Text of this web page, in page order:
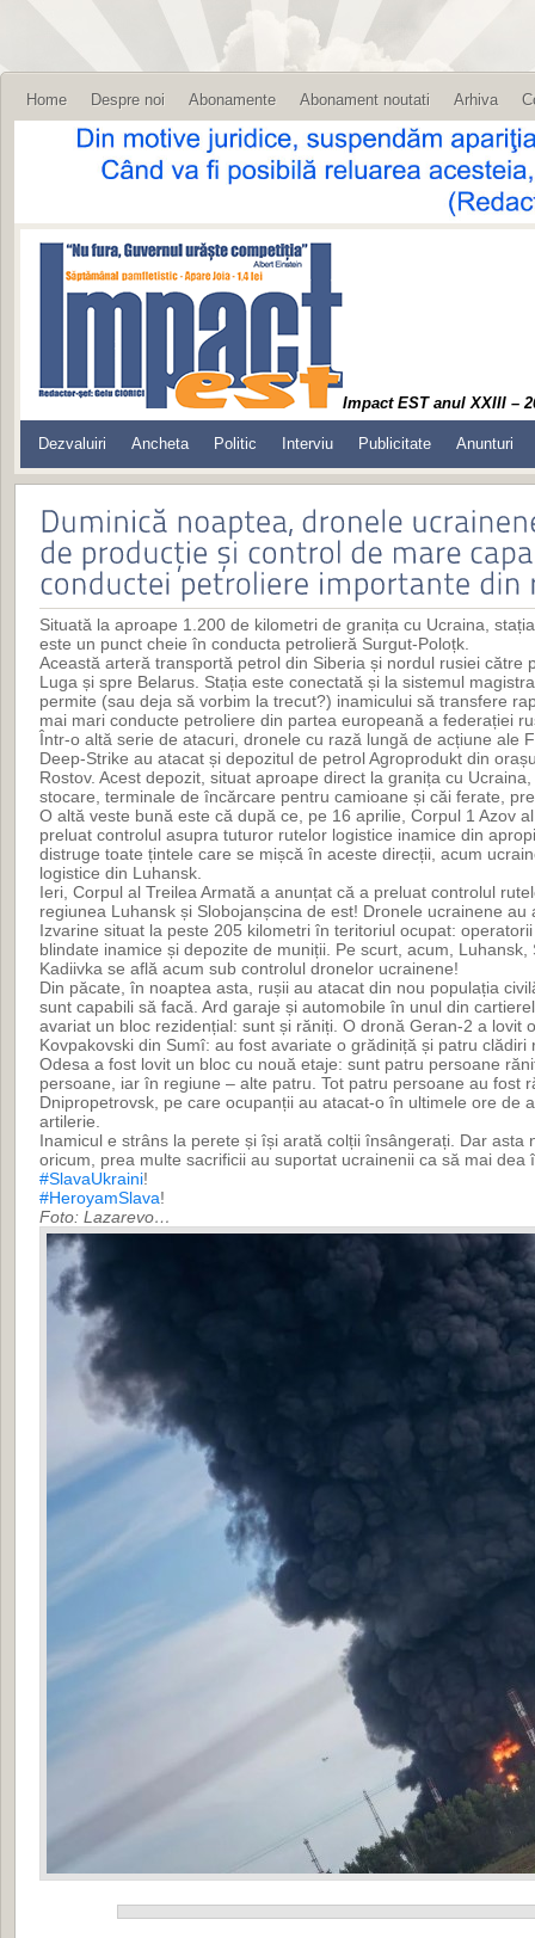
Home Despre noi Abonamente Abonament noutati Arhiva
Impact EST anul XXIII –
Dezvaluiri Ancheta Politic Interviu Publicitate Anunturi
Situată la aproape 1.200 de kilometri de granița cu Ucraina,
este un punct cheie în conducta petrolieră Surgut-Poloțk.
Această arteră transportă petrol din Siberia și nordul rusiei către
Luga și spre Belarus. Stația este conectată și la sistemul
permite (sau deja să vorbim la trecut?) inamicului să transfere
mai mari conducte petroliere din partea europeană a federației
Într-o altă serie de atacuri, dronele cu rază lungă de acțiune ale
Deep-Strike au atacat și depozitul de petrol Agroprodukt din
Rostov. Acest depozit, situat aproape direct la granița cu
stocare, terminale de încărcare pentru camioane și căi ferate,
O altă veste bună este că după ce, pe 16 aprilie, Corpul 1 Azov
preluat controlul asupra tuturor rutelor logistice inamice din
distruge toate țintele care se mișcă în aceste direcții, acum
logistice din Luhansk.
Ieri, Corpul al Treilea Armată a anunțat că a preluat controlul
regiunea Luhansk și Slobojanșcina de est! Dronele ucrainene
Izvarine situat la peste 205 kilometri în teritoriul ocupat:
blindate inamice și depozite de muniții. Pe scurt, acum, Luhansk,
Kadiivka se află acum sub controlul dronelor ucrainene!
Din păcate, în noaptea asta, rușii au atacat din nou populația
sunt capabili să facă. Ard garaje și automobile în unul din
avariat un bloc rezidențial: sunt și răniți. O dronă Geran-2 a lovit
Kovpakovski din Sumî: au fost avariate o grădiniță și patru clădiri
Odesa a fost lovit un bloc cu nouă etaje: sunt patru persoane
persoane, iar în regiune – alte patru. Tot patru persoane au fost
Dnipropetrovsk, pe care ocupanții au atacat-o în ultimele ore de
artilerie.
Inamicul e strâns la perete și își arată colții însângerați. Dar asta
oricum, prea multe sacrificii au suportat ucrainenii ca să mai dea
#SlavaUkraini!
#HeroyamSlava!
Foto: Lazarevo…